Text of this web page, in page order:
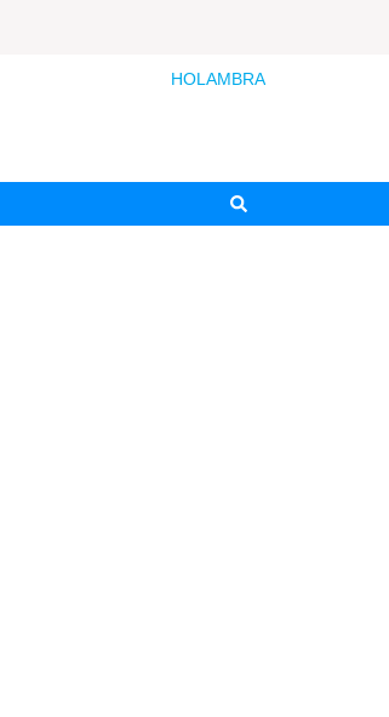
HOLAMBRA